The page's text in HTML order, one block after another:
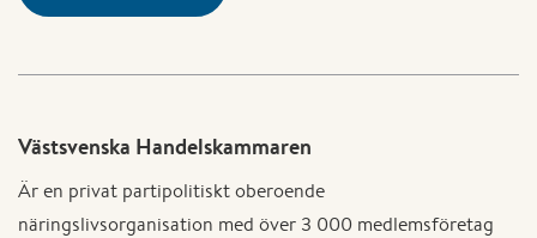
Västsvenska Handelskammaren
Är en privat partipolitiskt oberoende
näringslivsorganisation med över 3 000 medlemsföretag